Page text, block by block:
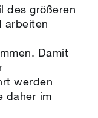
des größeren
arbeiten
Damit
werden
daher im